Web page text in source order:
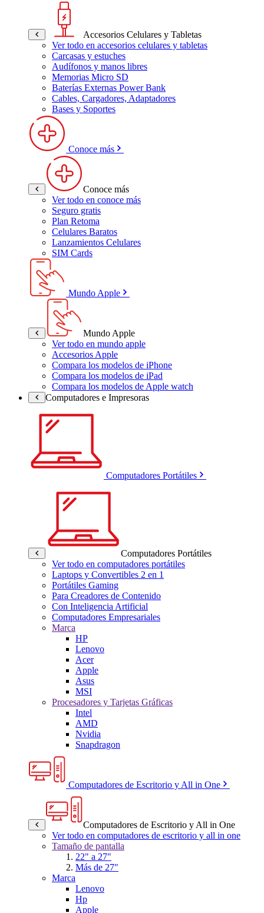
Accesorios Celulares y Tabletas
Ver todo en accesorios celulares y tabletas
Carcasas y estuches
Audífonos y manos libres
Memorias Micro SD
Baterías Externas Power Bank
Cables, Cargadores, Adaptadores
Bases y Soportes
Conoce más
Conoce más
Ver todo en conoce más
Seguro gratis
Plan Retoma
Celulares Baratos
Lanzamientos Celulares
SIM Cards
Mundo Apple
Mundo Apple
Ver todo en mundo apple
Accesorios Apple
Compara los modelos de iPhone
Compara los modelos de iPad
Compara los modelos de Apple watch
Computadores e Impresoras
Computadores Portátiles
Computadores Portátiles
Ver todo en computadores portátiles
Laptops y Convertibles 2 en 1
Portátiles Gaming
Para Creadores de Contenido
Con Inteligencia Artificial
Computadores Empresariales
Marca
HP
Lenovo
Acer
Apple
Asus
MSI
Procesadores y Tarjetas Gráficas
Intel
AMD
Nvidia
Snapdragon
Computadores de Escritorio y All in One
Computadores de Escritorio y All in One
Ver todo en computadores de escritorio y all in one
Tamaño de pantalla
22" a 27"
Más de 27"
Marca
Lenovo
Hp
Apple